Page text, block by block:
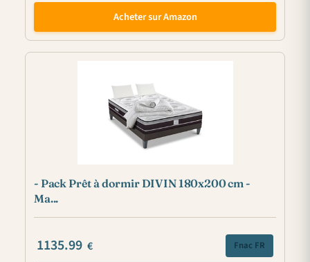
Acheter sur Amazon
- Pack Prêt à dormir DIVIN 180x200 cm -
Ma...
1135.99 € Fnac FR